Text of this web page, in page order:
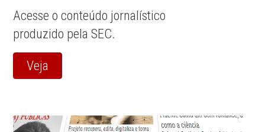
Acesse o conteúdo jornalístico
produzido pela SEC.
Veja